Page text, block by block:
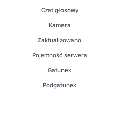
Czat głosowy
Kamera
Zaktualizowano
Pojemność serwera
Gatunek
Podgatunek